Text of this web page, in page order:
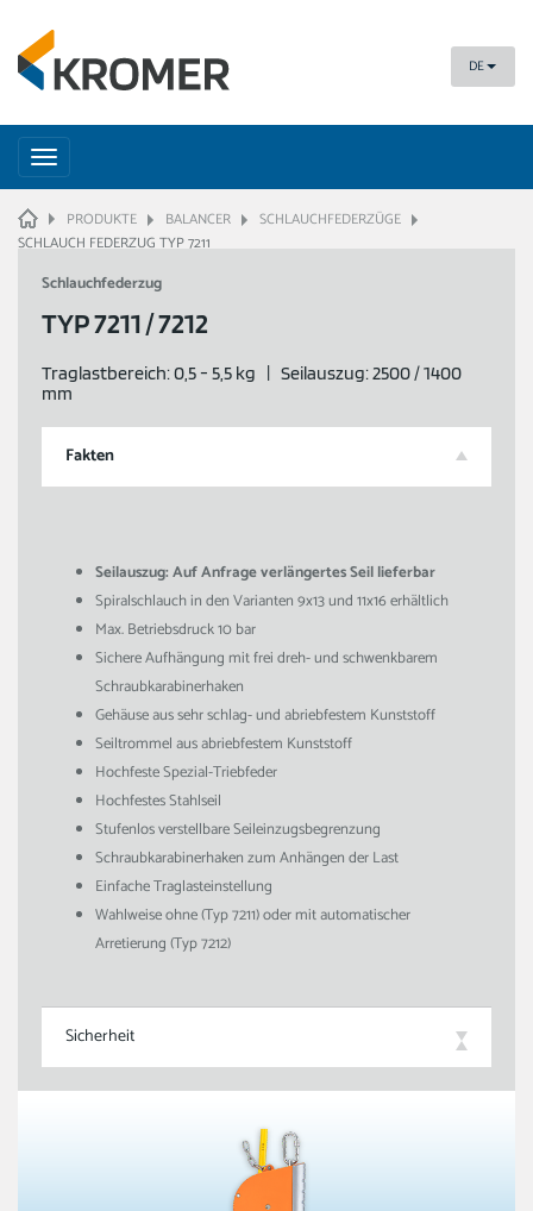
DE
Toggle
navigation
HOME PRODUKTE BALANCER
SCHLAUCHFEDERZÜGE
SCHLAUCH FEDERZUG TYP 7211
Schlauchfederzug
TYP 7211 / 7212
Traglastbereich: 0,5 - 5,5 kg | Seilauszug: 2500 / 1400
mm
Fakten
Seilauszug: Auf Anfrage verlängertes Seil lieferbar
Spiralschlauch in den Varianten 9x13 und 11x16 erhältlich
Max. Betriebsdruck 10 bar
Sichere Aufhängung mit frei dreh- und schwenkbarem
Schraubkarabinerhaken
Gehäuse aus sehr schlag- und abriebfestem Kunststoff
Seiltrommel aus abriebfestem Kunststoff
Hochfeste Spezial-Triebfeder
Hochfestes Stahlseil
Stufenlos verstellbare Seileinzugsbegrenzung
Schraubkarabinerhaken zum Anhängen der Last
Einfache Traglasteinstellung
Wahlweise ohne (Typ 7211) oder mit automatischer
Arretierung (Typ 7212)
Sicherheit